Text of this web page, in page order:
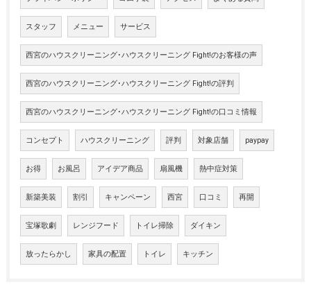
スタッフ メニュー サービス
西宮のハウスクリーニング･ハウスクリーニング Fight!のお客様の声
西宮のハウスクリーニング･ハウスクリーニング Fight!の評判
西宮のハウスクリーニング･ハウスクリーニング Fight!の口コミ情報
コンセプト ハウスクリーニング 評判 対象店舗 paypay
お得 お風呂 アイデア商品 扇風機 熱中症対策
新築美装 割引 キャンペーン 西宮 口コミ 再開
宝塚歌劇 レンジフード トイレ掃除 ダイキン
放ったらかし 家具の配置 トイレ キッチン